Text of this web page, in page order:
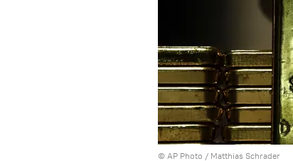
© AP Photo / Matthias Schrader